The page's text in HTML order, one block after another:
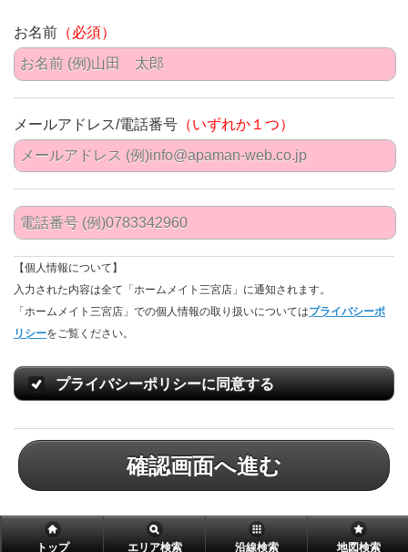
お名前 （必須）
メールアドレス/電話番号 （いずれか１つ）
【個人情報について】
入力された内容は全て「ホームメイト三宮店」に通知されます。
「ホームメイト三宮店」での個人情報の取り扱いについてはプライバシーポ
リシーをご覧ください。
プライバシーポリシーに同意する
確認画面へ進む
トップ エリア検索 沿線検索 地図検索